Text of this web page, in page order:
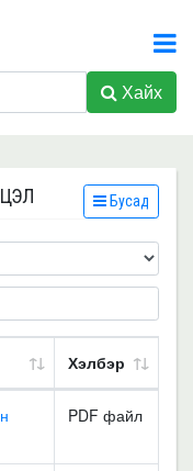
Хайх
Бусад
Хэлбэр
PDF файл